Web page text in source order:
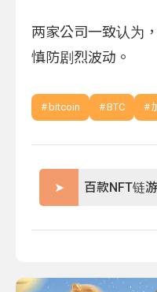
两家公司一致认为
慎防剧烈波动。
bitcoin BTC
百款NFT链